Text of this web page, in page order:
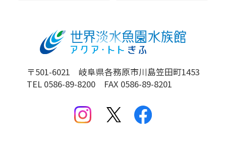
〒501-6021 岐阜県各務原市川島笠田町1453
TEL 0586-89-8200 FAX 0586-89-8201